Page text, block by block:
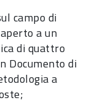
campo di
a un
di quattro
Documento di
a